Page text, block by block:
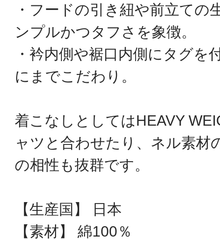
・フードの引き紐や前立ての
ンプルかつタフさを象徴。
・衿内側や裾口内側にタグを
にまでこだわり。
着こなしとしてはHEAVY
ャツと合わせたり、ネル素材
の相性も抜群です。
【生産国】 日本
【素材】 綿100％